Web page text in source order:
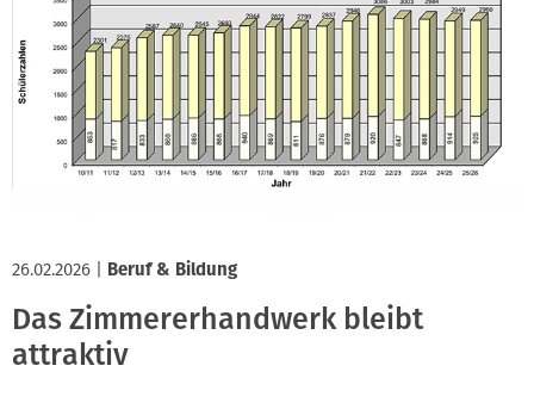
Innung
26.02.2026 Beruf & Bildung
Das Zimmererhandwerk bleibt
attraktiv